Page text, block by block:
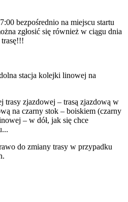
bezpośrednio na miejscu startu
zgłosić się również w ciągu dnia
stacja kolejki linowej na
trasy zjazdowej – trasą zjazdową w
na czarny stok – boiskiem (czarny
– w dół, jak się chce
do zmiany trasy w przypadku